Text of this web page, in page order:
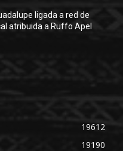
ligada a red de
atribuida a Ruffo Apel
19612
19190